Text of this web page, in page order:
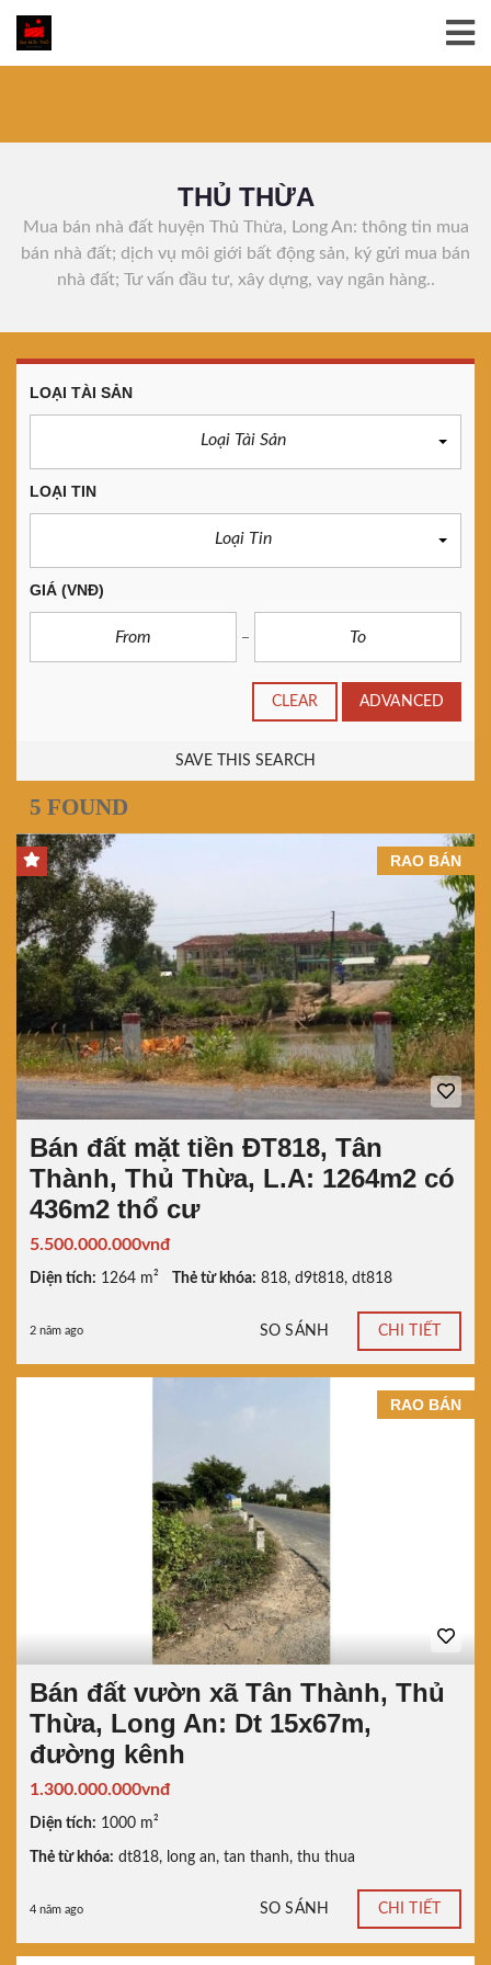
THỦ THỪA
Mua bán nhà đất huyện Thủ Thừa, Long An: thông tin mua
bán nhà đất; dịch vụ môi giới bất động sản, ký gửi mua bán
nhà đất; Tư vấn đầu tư, xây dựng, vay ngân hàng..
LOẠI TÀI SẢN
Loại Tài Sản
LOẠI TIN
Loại Tin
GIÁ (VNĐ)
CLEAR ADVANCED
SAVE THIS SEARCH
5 FOUND
RAO BÁN
Bán đất mặt tiền ĐT818, Tân
Thành, Thủ Thừa, L.A: 1264m2 có
436m2 thổ cư
5.500.000.000vnđ
Diện tích: 1264 m² Thẻ từ khóa: 818, d9t818, dt818
2 năm ago SO SÁNH CHI TIẾT
RAO BÁN
Bán đất vườn xã Tân Thành, Thủ
Thừa, Long An: Dt 15x67m,
đường kênh
1.300.000.000vnđ
Diện tích: 1000 m²
Thẻ từ khóa: dt818, long an, tan thanh, thu thua
4 năm ago SO SÁNH CHI TIẾT